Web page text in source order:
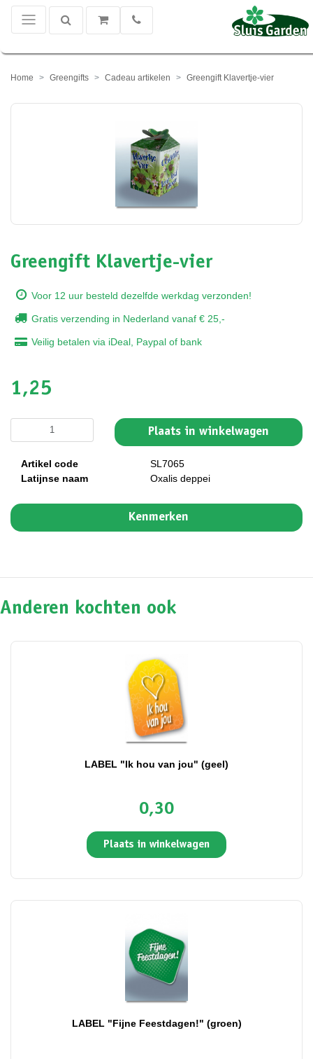
Home Greengifts Cadeau artikelen Greengift Klavertje-vier
Greengift Klavertje-vier
Voor 12 uur besteld dezelfde werkdag verzonden!
Gratis verzending in Nederland vanaf € 25,-
Veilig betalen via iDeal, Paypal of bank
1,25
Plaats in winkelwagen
Artikel code
SL7065
Latijnse naam
Oxalis deppei
Kenmerken
Anderen kochten ook
LABEL "Ik hou van jou" (geel)
0,30
Plaats in winkelwagen
LABEL "Fijne Feestdagen!" (groen)